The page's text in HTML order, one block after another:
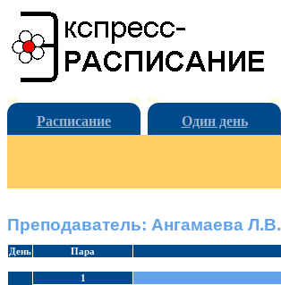
Расписание Один день
Преподаватель: Ангамаева Л.В.
День Пара
1